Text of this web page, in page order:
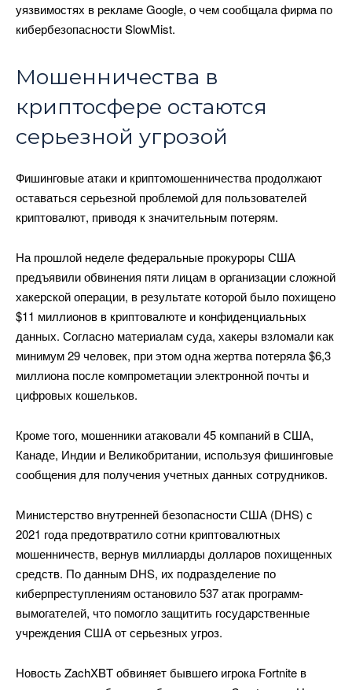
уязвимостях в рекламе Google, о чем сообщала фирма по
кибербезопасности SlowMist.
Мошенничества в
криптосфере остаются
серьезной угрозой
Фишинговые атаки и криптомошенничества продолжают
оставаться серьезной проблемой для пользователей
криптовалют, приводя к значительным потерям.
На прошлой неделе федеральные прокуроры США
предъявили обвинения пяти лицам в организации сложной
хакерской операции, в результате которой было похищено
$11 миллионов в криптовалюте и конфиденциальных
данных. Согласно материалам суда, хакеры взломали как
минимум 29 человек, при этом одна жертва потеряла $6,3
миллиона после компрометации электронной почты и
цифровых кошельков.
Кроме того, мошенники атаковали 45 компаний в США,
Канаде, Индии и Великобритании, используя фишинговые
сообщения для получения учетных данных сотрудников.
Министерство внутренней безопасности США (DHS) с
2021 года предотвратило сотни криптовалютных
мошенничеств, вернув миллиарды долларов похищенных
средств. По данным DHS, их подразделение по
киберпреступлениям остановило 537 атак программ-
вымогателей, что помогло защитить государственные
учреждения США от серьезных угроз.
Новость ZachXBT обвиняет бывшего игрока Fortnite в